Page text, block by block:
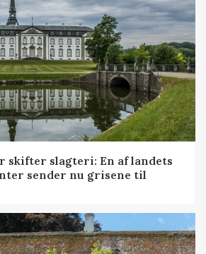
skifter slagteri: En af landets
sender nu grisene til